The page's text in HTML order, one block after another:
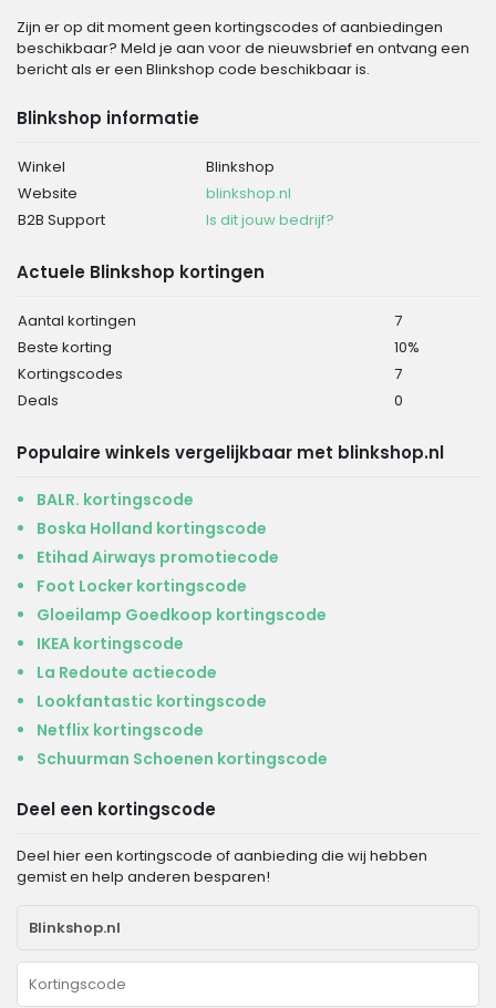
Zijn er op dit moment geen kortingscodes of aanbiedingen
beschikbaar? Meld je aan voor de nieuwsbrief en ontvang een
bericht als er een Blinkshop code beschikbaar is.
Blinkshop informatie
Winkel
Blinkshop
Website
blinkshop.nl
B2B Support
Is dit jouw bedrijf?
Actuele Blinkshop kortingen
Aantal kortingen
7
Beste korting
10%
Kortingscodes
7
Deals
0
Populaire winkels vergelijkbaar met blinkshop.nl
BALR. kortingscode
Boska Holland kortingscode
Etihad Airways promotiecode
Foot Locker kortingscode
Gloeilamp Goedkoop kortingscode
IKEA kortingscode
La Redoute actiecode
Lookfantastic kortingscode
Netflix kortingscode
Schuurman Schoenen kortingscode
Deel een kortingscode
Deel hier een kortingscode of aanbieding die wij hebben
gemist en help anderen besparen!